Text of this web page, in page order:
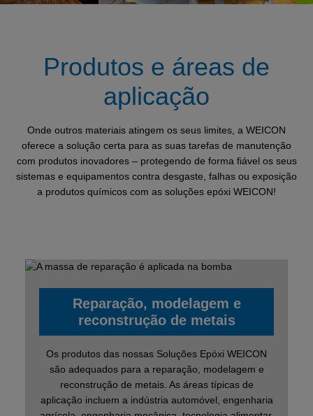
Produtos e áreas de
aplicação
Onde outros materiais atingem os seus limites, a WEICON
oferece a solução certa para as suas tarefas de manutenção
com produtos inovadores – protegendo de forma fiável os seus
sistemas e equipamentos contra desgaste, falhas ou exposição
a produtos químicos com as soluções epóxi WEICON!
Reparação, modelagem e
reconstrução de metais
Os produtos das nossas Soluções Epóxi WEICON
são adequados para a reparação, modelagem e
reconstrução de metais. As áreas típicas de
aplicação incluem a indústria automóvel, engenharia